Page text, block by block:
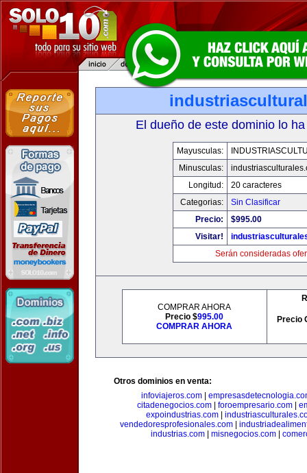
El dueño de este dominio lo
Mayusculas:
Minusculas:
Longitud:
20 caracteres
Categorias:
Sin Clasificar
Precio:
$995.00
Visitar!
Serán consideradas
COMPRAR AHORA
Precio $995.00
COMPRAR AHORA
Precio
Otros dominios en venta:
infoviajeros.com
citadenegocios.com
foroempresario.com
expoindustrias.com
vendedoresprofesionales.com|
industrias.com
misnegocios.com